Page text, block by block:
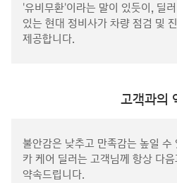
'유비무환'이라는 말이 있듯이, 딜
있는 현대 정비사가 차량 점검 및
제공합니다.
고객과의
불안감은 낮추고 만족감는 높일 수
카 케어 딜러는 고객님께 항상 다
약속드립니다.